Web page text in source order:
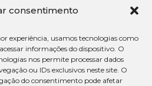
consentimento
experiência, usamos tecnologias como
informações do dispositivo. O
nos permite processar dados
ou IDs exclusivos neste site. O
do consentimento pode afetar